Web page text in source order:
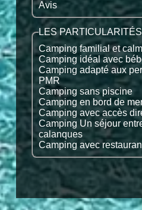
Avis
LES
Camping familial et
Camping idéal avec
Camping adapté aux
PMR
Camping sans piscine
Camping en bord de
Camping avec accès
Camping Un séjour
calanques
Camping avec